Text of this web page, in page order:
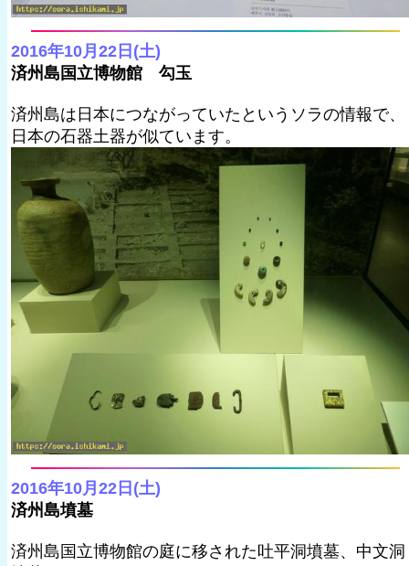
2016年10月22日(土)
済州島国立博物館 勾玉
済州島は日本につながっていたというソラの情報で、
日本の石器土器が似ています。
2016年10月22日(土)
済州島墳墓
済州島国立博物館の庭に移された吐平洞墳墓、中文洞